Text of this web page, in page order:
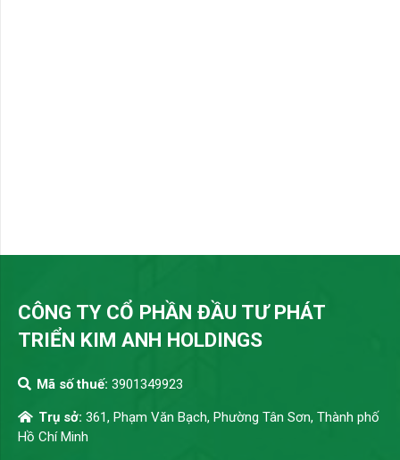
CÔNG TY CỔ PHẦN ĐẦU TƯ PHÁT
TRIỂN KIM ANH HOLDINGS
Mã số thuế: 3901349923
Trụ sở: 361, Phạm Văn Bạch, Phường Tân Sơn, Thành phố
Hồ Chí Minh